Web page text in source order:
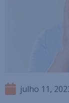
julho 11,